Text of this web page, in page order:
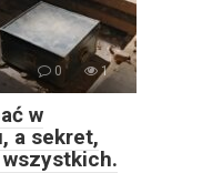
0 1
w
a sekret,
wszystkich.